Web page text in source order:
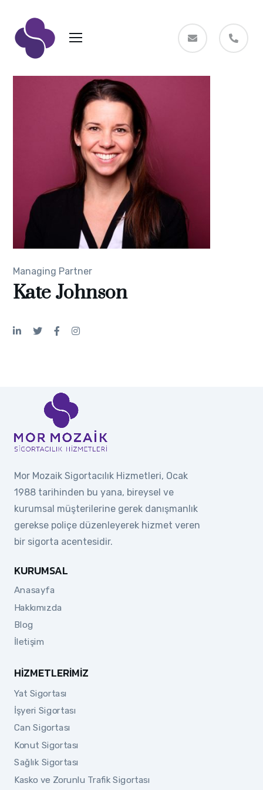
Managing Partner
Kate Johnson
Mor Mozaik Sigortacılık Hizmetleri, Ocak
1988 tarihinden bu yana, bireysel ve
kurumsal müşterilerine gerek danışmanlık
gerekse poliçe düzenleyerek hizmet veren
bir sigorta acentesidir.
KURUMSAL
Anasayfa
Hakkımızda
Blog
İletişim
HIZMETLERIMIZ
Yat Sigortası
İşyeri Sigortası
Can Sigortası
Konut Sigortası
Sağlık Sigortası
Kasko ve Zorunlu Trafik Sigortası